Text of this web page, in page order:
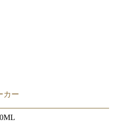
カー